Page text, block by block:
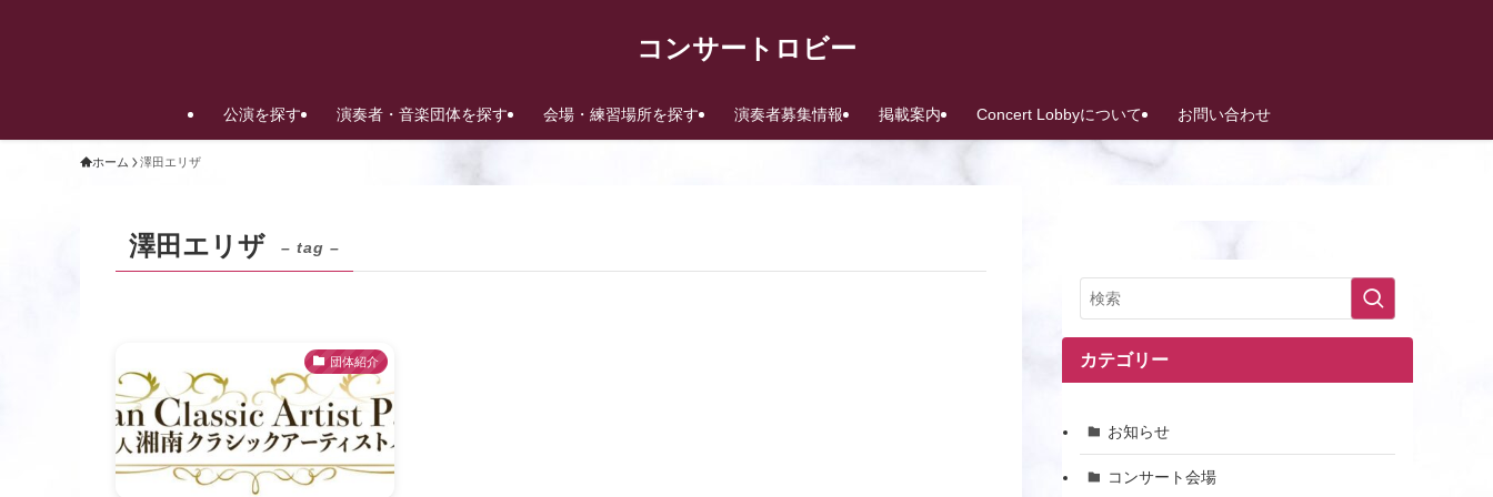
コンサートロビー
公演を探す 演奏者・音楽団体を探す 会場・練習場所を探す 演奏者募集情報 掲載案内 Concert Lobbyについて お問い合わせ
ホーム 澤田エリザ
澤田エリザ – tag –
団体紹介 カテゴリー
お知らせ
コンサート会場